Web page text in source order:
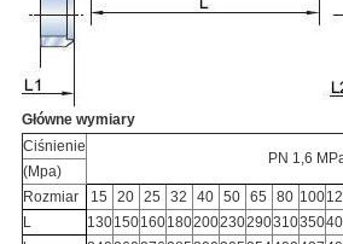
Główne wymiary
Ciśnienie
PN 1,6
(Mpa)
Rozmiar
15 20 25 32 40 50 65 80 100
L
130150160180200230290310350